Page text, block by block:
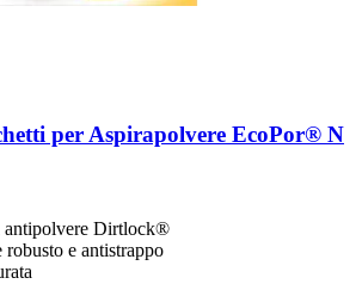
per Aspirapolvere EcoPor® N
antipolvere Dirtlock®
robusto e antistrappo